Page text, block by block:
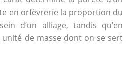
en orfèvrerie la proportion du
d’un alliage, tandis qu’en
unité de masse dont on se sert